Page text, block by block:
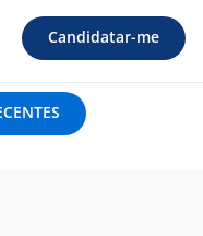
Candidatar-me